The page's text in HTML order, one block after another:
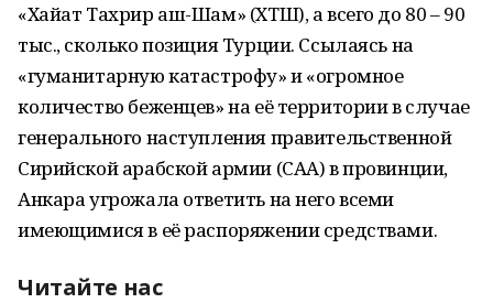
«Хайат Тахрир аш-Шам» (ХТШ), а всего до 80 – 90
тыс., сколько позиция Турции. Ссылаясь на
«гуманитарную катастрофу» и «огромное
количество беженцев» на её территории в случае
генерального наступления правительственной
Сирийской арабской армии (САА) в провинции,
Анкара угрожала ответить на него всеми
имеющимися в её распоряжении средствами.
Читайте нас